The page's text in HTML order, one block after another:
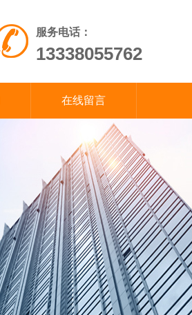
服务电话：
13338055762
在线留言